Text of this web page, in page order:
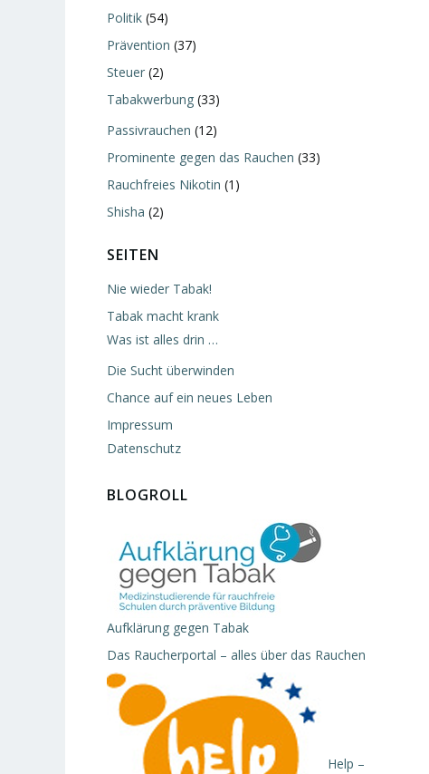
Politik (54)
Prävention (37)
Steuer (2)
Tabakwerbung (33)
Passivrauchen (12)
Prominente gegen das Rauchen (33)
Rauchfreies Nikotin (1)
Shisha (2)
SEITEN
Nie wieder Tabak!
Tabak macht krank
Was ist alles drin …
Die Sucht überwinden
Chance auf ein neues Leben
Impressum
Datenschutz
BLOGROLL
Aufklärung gegen Tabak
Das Raucherportal – alles über das Rauchen
Help –